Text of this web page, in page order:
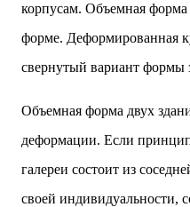
корпусам. Объемная
форме. Деформированная
свернутый вариант формы
Объемная форма двух
деформации. Если
галереи состоит из
своей индивидуальности,